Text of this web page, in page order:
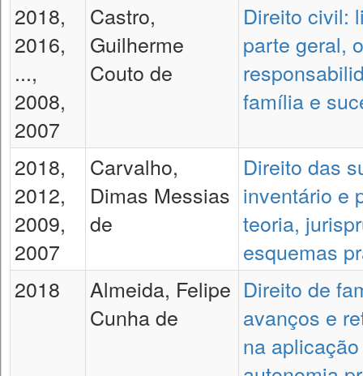
2018,
2016,
...,
2008,
2007
Castro,
Guilherme
Couto de
Direito civil:
parte geral,
família e
2018,
2012,
2009,
2007
Carvalho,
Dimas Messias
de
Direito das
inventário e
teoria,
esquemas
2018
Almeida, Felipe
Cunha de
Direito de
avanços e
na